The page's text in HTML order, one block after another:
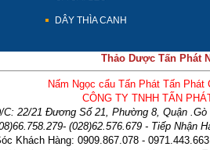
DÂY THÌA CANH
Thảo Dược Tấn Phát
Nấm Ngọc cẩu Tấn Phát Tấn
CÔNG TY TNHH TẤN
C: 22/21 Đương Số 21, Phường 8, Quận
(028)62.576.679 - Tiếp Nhận
Khách Hàng: 0909.867.078 -